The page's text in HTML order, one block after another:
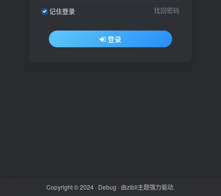
记住登录 找回密码
登录
Copyright © 2024 · Debug · 由zibll主题强力驱动.